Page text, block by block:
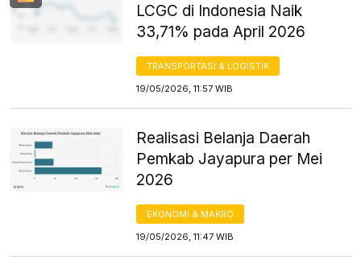
LCGC di Indonesia Naik
33,71% pada April 2026
TRANSPORTASI & LOGISTIK
19/05/2026, 11:57 WIB
Realisasi Belanja Daerah
Pemkab Jayapura per Mei
2026
EKONOMI & MAKRO
19/05/2026, 11:47 WIB